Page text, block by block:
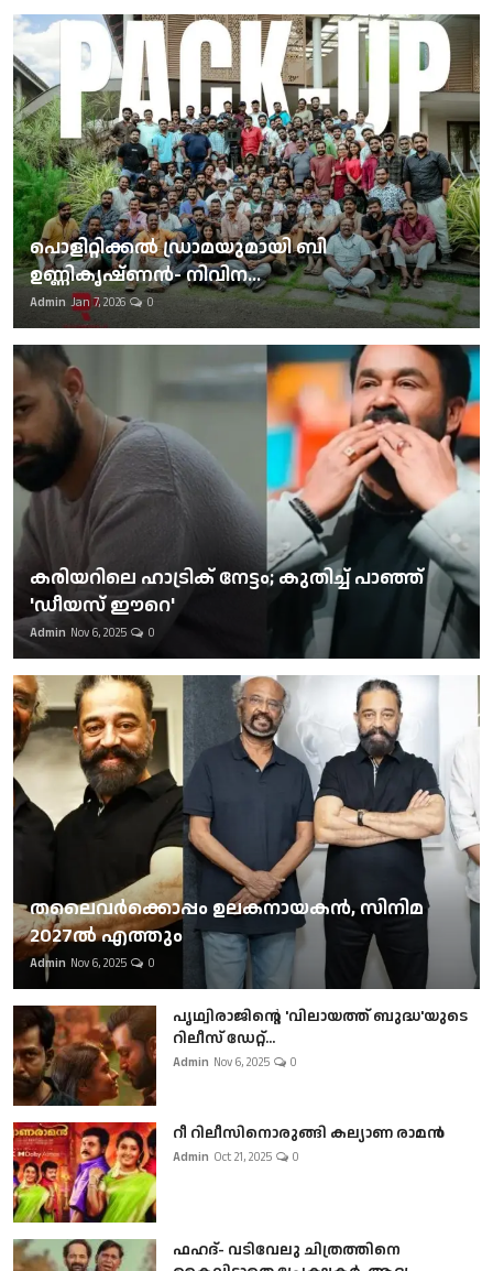
പൊളിറ്റിക്കല്‍ ഡ്രാമയുമായി ബി
ഉണ്ണികൃഷ്ണന്‍- നിവിന...
Admin Jan 7, 2026 0
കരിയറിലെ ഹാട്രിക് നേട്ടം; കുതിച്ച് പാഞ്ഞ്
'ഡീയസ് ഈറെ'
Admin Nov 6, 2025 0
തലൈവര്‍ക്കൊപ്പം ഉലകനായകന്‍, സിനിമ
2027ല്‍ എത്തും
Admin Nov 6, 2025 0
പൃഥ്വിരാജിന്റെ 'വിലായത്ത് ബുദ്ധ'യുടെ
റിലീസ് ഡേറ്റ്...
Admin Nov 6, 2025 0
റീ റിലീസിനൊരുങ്ങി കല്യാണ രാമൻ
Admin Oct 21, 2025 0
ഫഹദ്- വടിവേലു ചിത്രത്തിനെ